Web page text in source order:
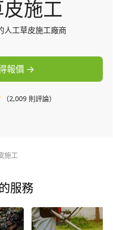
施工
人工草皮施工廠商
報價
（2,009 則評論）
施工
服務